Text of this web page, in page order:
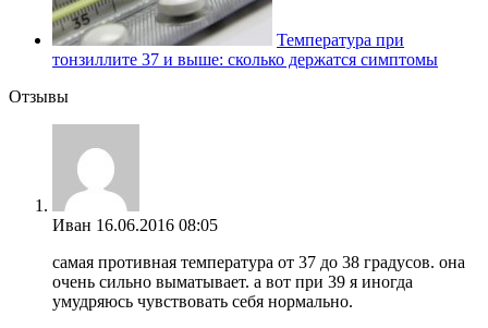
Температура при
тонзиллите 37 и выше: сколько держатся симптомы
Отзывы
Иван 16.06.2016 08:05
самая противная температура от 37 до 38 градусов. она
очень сильно выматывает. а вот при 39 я иногда
умудряюсь чувствовать себя нормально.